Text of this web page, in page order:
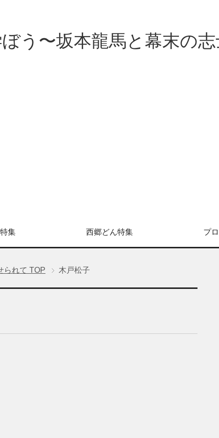
う〜坂本龍馬と幕末の
集 西郷どん特集 プ
られて TOP 木戸松子